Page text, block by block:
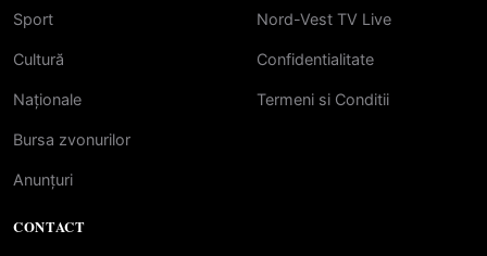
Sport
Cultură
Naționale
Bursa zvonurilor
Anunțuri
Nord-Vest TV Live
Confidentialitate
Termeni si Conditii
CONTACT